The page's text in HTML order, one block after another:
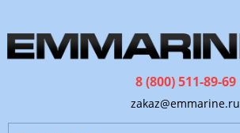
8 (800) 511-89-69
zakaz@emmarine.ru